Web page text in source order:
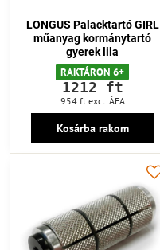
LONGUS Palacktartó GIRL
műanyag kormánytartó
gyerek lila
RAKTÁRON 6+
1212 ft
954 ft excl. ÁFA
Kosárba rakom